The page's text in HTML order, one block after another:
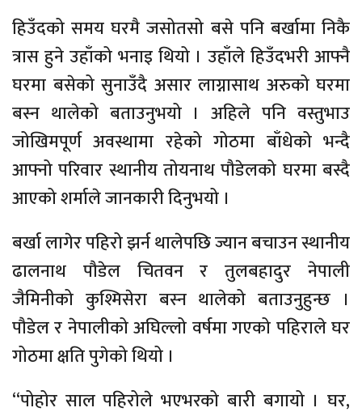
हिउँदको समय घरमै जसोतसो बसे पनि बर्खामा निकै
त्रास हुने उहाँको भनाइ थियो । उहाँले हिउँदभरी आफ्नै
घरमा बसेको सुनाउँदै असार लाग्नासाथ अरुको घरमा
बस्न थालेको बताउनुभयो । अहिले पनि वस्तुभाउ
जोखिमपूर्ण अवस्थामा रहेको गोठमा बाँधेको भन्दै
आफ्नो परिवार स्थानीय तोयनाथ पौडेलको घरमा बस्दै
आएको शर्माले जानकारी दिनुभयो ।
बर्खा लागेर पहिरो झर्न थालेपछि ज्यान बचाउन स्थानीय
ढालनाथ पौडेल चितवन र तुलबहादुर नेपाली
जैमिनीको कुश्मिसेरा बस्न थालेको बताउनुहुन्छ ।
पौडेल र नेपालीको अघिल्लो वर्षमा गएको पहिराले घर
गोठमा क्षति पुगेको थियो ।
“पोहोर साल पहिरोले भएभरको बारी बगायो । घर,